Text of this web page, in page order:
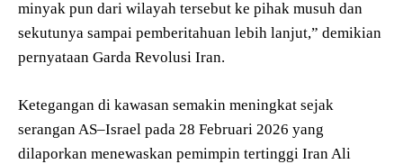
minyak pun dari wilayah tersebut ke pihak musuh dan
sekutunya sampai pemberitahuan lebih lanjut,” demikian
pernyataan Garda Revolusi Iran.
Ketegangan di kawasan semakin meningkat sejak
serangan AS–Israel pada 28 Februari 2026 yang
dilaporkan menewaskan pemimpin tertinggi Iran Ali